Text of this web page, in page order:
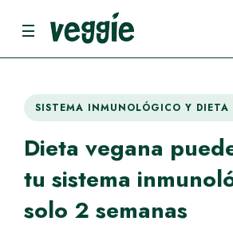
SISTEMA INMUNOLÓGICO Y DIETA
Dieta vegana
tu sistema
solo 2 semanas